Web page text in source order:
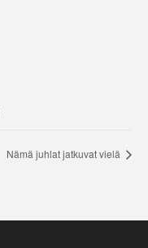
Nämä juhlat jatkuvat vielä